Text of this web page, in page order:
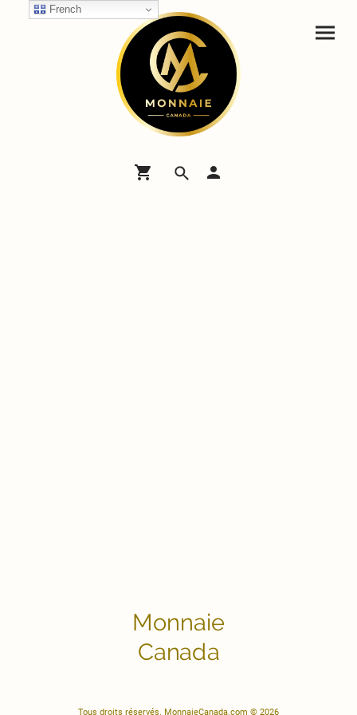
Monnaie
Canada
Tous droits réservés. MonnaieCanada.com © 2026
French